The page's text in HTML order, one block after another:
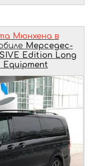
Мюнхена в
Мерседес-
Edition Long
Equipment